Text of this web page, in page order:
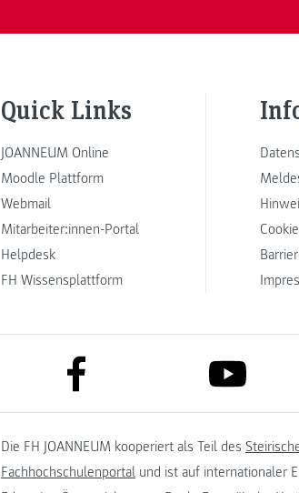
Quick Links
JOANNEUM Online
Moodle Plattform
Webmail
Mitarbeiter:innen-Portal
Helpdesk
FH Wissensplattform
link to facebook link to
Die FH JOANNEUM kooperiert als Teil des
Fachhochschulenportal und ist auf internationaler